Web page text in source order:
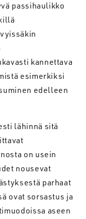
passihaulikko
kannettava
esimerkiksi
edelleen
lähinnä sitä
on usein
nousevat
parhaat
ovat sorsastus ja
aseen